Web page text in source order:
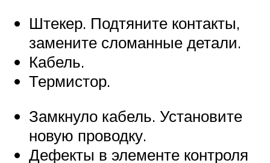
Штекер. Подтяните контакты,
замените сломанные детали.
Кабель.
Термистор.
Замкнуло кабель. Установите
новую проводку.
Дефекты в элементе контроля